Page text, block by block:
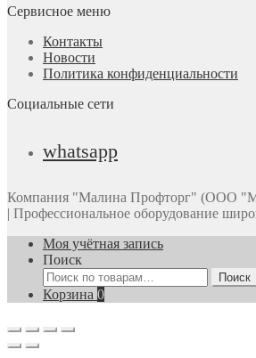
Сервисное меню
Контакты
Новости
Политика конфиденциальности
Социальные сети
whatsapp
Компания "Малина Профторг" (ООО
| Профессиональное оборудование
Моя учётная запись
Поиск
Искать:
Поиск
Корзина 0
Прокрутка
вверх